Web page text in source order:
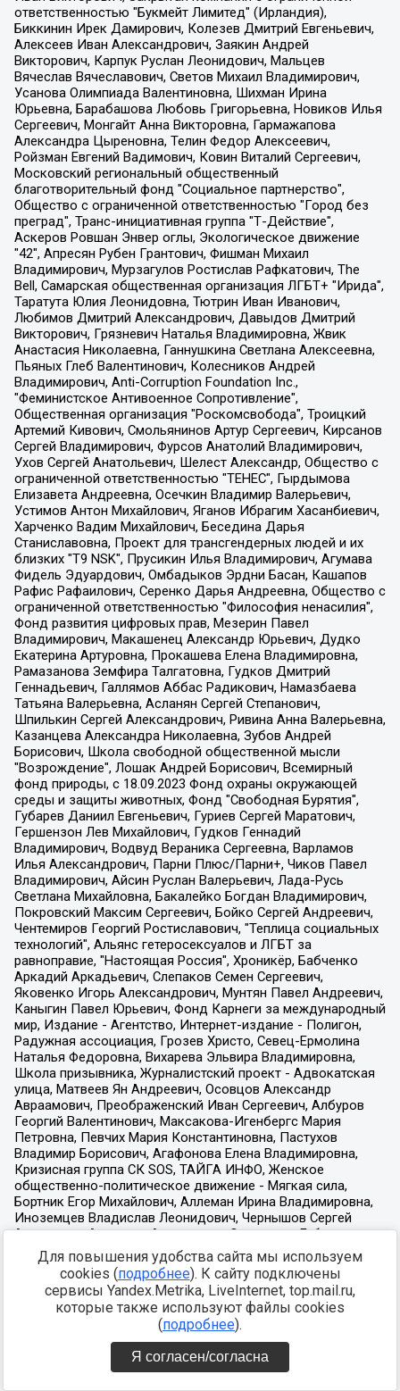
Для повышения удобства сайта мы используем
cookies (подробнее). К сайту подключены
сервисы Yandex.Metrika, LiveInternet, top.mail.ru,
которые также используют файлы cookies
(подробнее).
Я согласен/согласна